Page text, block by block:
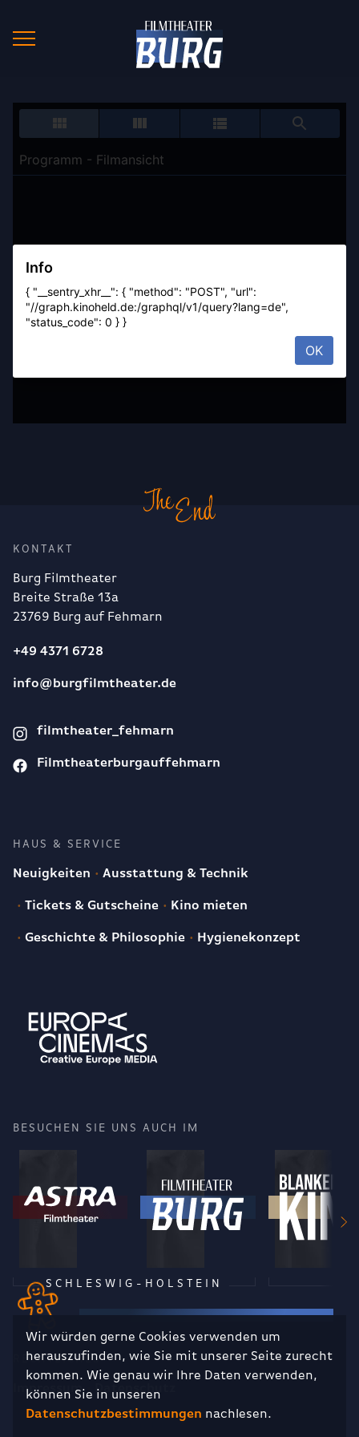
Wir würden gerne Cookies verwenden um
herauszufinden, wie Sie mit unserer Seite zurecht
kommen. Wie genau wir Ihre Daten verwenden,
können Sie in unseren
Datenschutzbestimmungen nachlesen.
KONTAKT
Burg Filmtheater
Breite Straße 13a
23769 Burg auf Fehmarn
+49 4371 6728
info@burgfilmtheater.de
filmtheater_fehmarn
Filmtheaterburgauffehmarn
HAUS & SERVICE
Neuigkeiten Ausstattung & Technik
Tickets & Gutscheine Kino mieten
Geschichte & Philosophie Hygienekonzept
BESUCHEN SIE UNS AUCH IM
SCHLESWIG-HOLSTEIN
RECHTLICHES
Impressum Datenschutz